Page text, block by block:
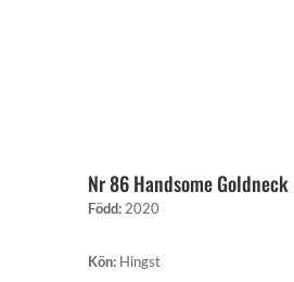
Nr 86 Handsome Goldneck
Född: 2020
Kön: Hingst